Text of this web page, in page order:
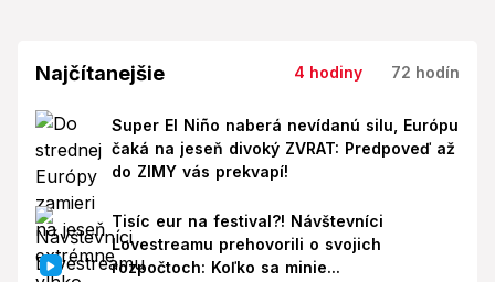
Najčítanejšie 4 hodiny 72 hodín
Super El Niño naberá nevídanú silu, Európu
čaká na jeseň divoký ZVRAT: Predpoveď až
do ZIMY vás prekvapí!
Tisíc eur na festival?! Návštevníci
Lovestreamu prehovorili o svojich
rozpočtoch: Koľko sa minie...